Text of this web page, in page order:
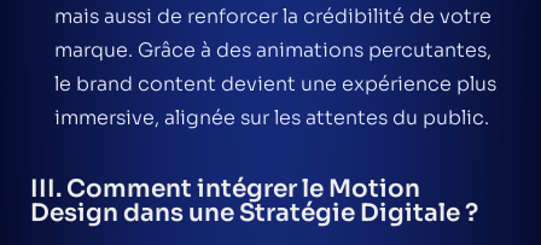
mais aussi de renforcer la crédibilité de votre
marque. Grâce à des animations percutantes,
le brand content devient une expérience plus
immersive, alignée sur les attentes du public.
III. Comment intégrer le Motion
Design dans une Stratégie Digitale ?